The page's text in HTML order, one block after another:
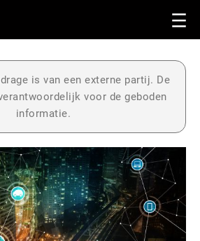
is van een externe partij. De
voor de geboden
informatie.